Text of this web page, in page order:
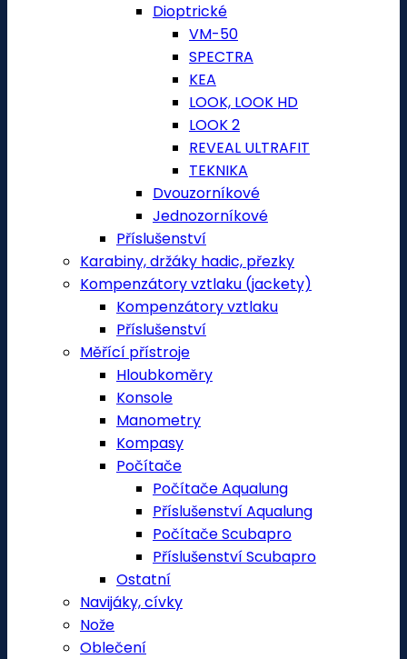
Dioptrické
VM-50
SPECTRA
KEA
LOOK, LOOK HD
LOOK 2
REVEAL ULTRAFIT
TEKNIKA
Dvouzorníkové
Jednozorníkové
Příslušenství
Karabiny, držáky hadic, přezky
Kompenzátory vztlaku (jackety)
Kompenzátory vztlaku
Příslušenství
Měřící přístroje
Hloubkoměry
Konsole
Manometry
Kompasy
Počítače
Počítače Aqualung
Příslušenství Aqualung
Počítače Scubapro
Příslušenství Scubapro
Ostatní
Navijáky, cívky
Nože
Oblečení